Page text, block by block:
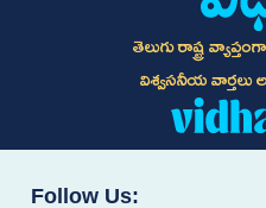
తెలుగు రాష్ట్ర
విశ్వసనీయ వార్తలు
Follow Us: